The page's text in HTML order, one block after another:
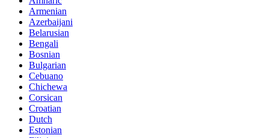
Armenian
Azerbaijani
Belarusian
Bengali
Bosnian
Bulgarian
Cebuano
Chichewa
Corsican
Croatian
Dutch
Estonian